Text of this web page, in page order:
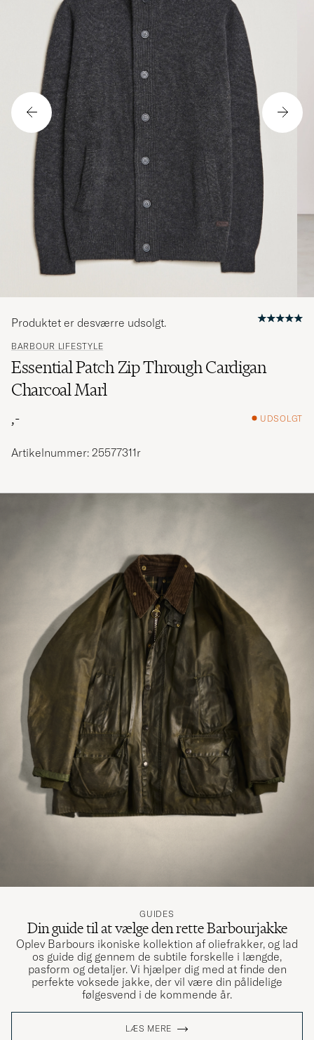
BARBOUR LIFESTYLE
Essential Patch Zip Through Cardigan
Charcoal Marl
,-
UDSOLGT
Produktet er desværre udsolgt.
Artikelnummer: 25577311r
GUIDES
Din guide til at vælge den rette Barbourjakke
Oplev Barbours ikoniske kollektion af oliefrakker, og lad
os guide dig gennem de subtile forskelle i længde,
pasform og detaljer. Vi hjælper dig med at finde den
perfekte voksede jakke, der vil være din pålidelige
følgesvend i de kommende år.
LÆS MERE